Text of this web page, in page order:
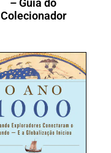
– Guia do
Colecionador